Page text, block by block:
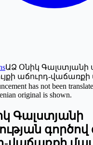
ԱՁ Օնիկ Գալստյանի
աճուրդ-
has not been
original is shown.
Գալստյանի
գործով